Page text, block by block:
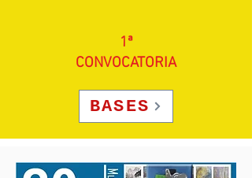
1ª
CONVOCATORIA
BASES